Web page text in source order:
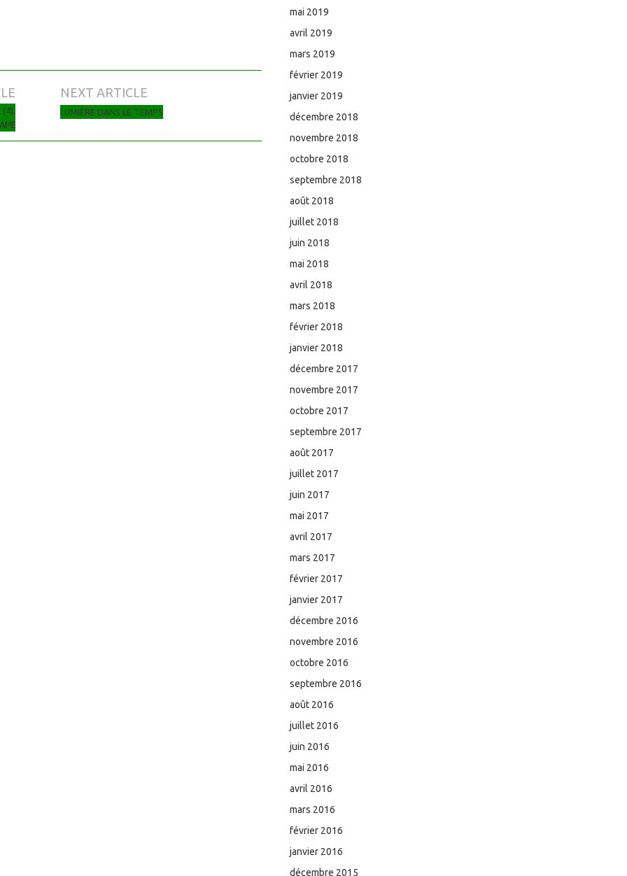
NEXT ARTICLE
LUMIÈRE DANS LE TEMPS
mai 2019
avril 2019
mars 2019
février 2019
janvier 2019
décembre 2018
novembre 2018
octobre 2018
septembre 2018
août 2018
juillet 2018
juin 2018
mai 2018
avril 2018
mars 2018
février 2018
janvier 2018
décembre 2017
novembre 2017
octobre 2017
septembre 2017
août 2017
juillet 2017
juin 2017
mai 2017
avril 2017
mars 2017
février 2017
janvier 2017
décembre 2016
novembre 2016
octobre 2016
septembre 2016
août 2016
juillet 2016
juin 2016
mai 2016
avril 2016
mars 2016
février 2016
janvier 2016
décembre 2015